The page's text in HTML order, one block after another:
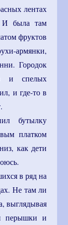
лентах
И была там
фруктов
армянки,
Городок
и спелых
и где-то в
бутылку
платком
как дети
в ряд на
Не там ли
выглядывая
перышки и